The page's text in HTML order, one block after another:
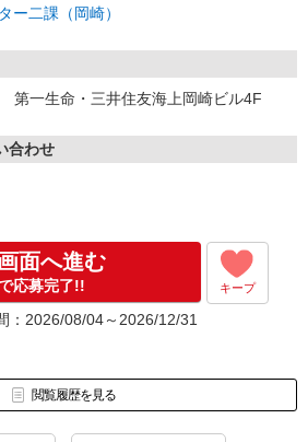
ー二課（岡崎）
第一生命・三井住友海上岡崎ビル4F
合わせ
面へ進む
応募完了!! キープ
：2026/08/04～2026/12/31
閲覧履歴を見る